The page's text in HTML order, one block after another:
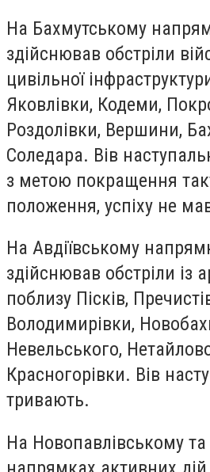
На Бахмутському
здійснював обстріли
цивільної
Яковлівки, Кодеми,
Роздолівки, Вершини,
Соледара. Вів
з метою покращення
положення, успіху не
На Авдіївському
здійснював обстріли із
поблизу Пісків,
Володимирівки,
Невельського,
Красногорівки. Вів
тривають.
На Новопавлівському